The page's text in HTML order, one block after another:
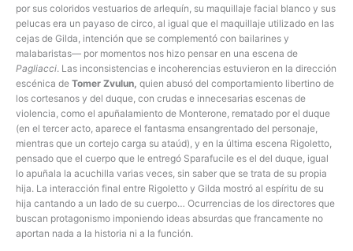
por sus coloridos vestuarios de arlequín, su maquillaje facial blanco y sus
pelucas era un payaso de circo, al igual que el maquillaje utilizado en las
cejas de Gilda, intención que se complementó con bailarines y
malabaristas— por momentos nos hizo pensar en una escena de
Pagliacci. Las inconsistencias e incoherencias estuvieron en la dirección
escénica de Tomer Zvulun, quien abusó del comportamiento libertino de
los cortesanos y del duque, con crudas e innecesarias escenas de
violencia, como el apuñalamiento de Monterone, rematado por el duque
(en el tercer acto, aparece el fantasma ensangrentado del personaje,
mientras que un cortejo carga su ataúd), y en la última escena Rigoletto,
pensado que el cuerpo que le entregó Sparafucile es el del duque, igual
lo apuñala la acuchilla varias veces, sin saber que se trata de su propia
hija. La interacción final entre Rigoletto y Gilda mostró al espíritu de su
hija cantando a un lado de su cuerpo… Ocurrencias de los directores que
buscan protagonismo imponiendo ideas absurdas que francamente no
aportan nada a la historia ni a la función.